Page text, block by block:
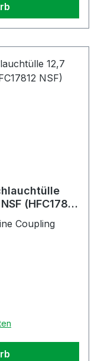
(HFC17812
Coupling